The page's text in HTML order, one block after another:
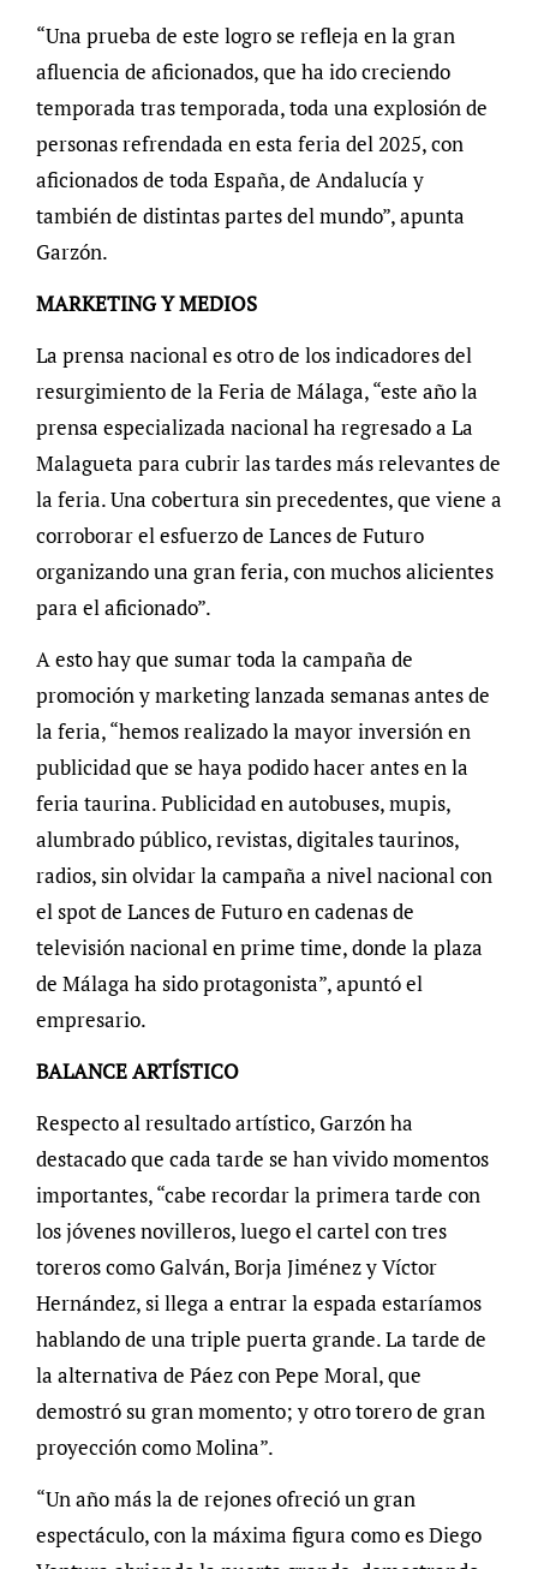
“Una prueba de este logro se refleja en la gran
afluencia de aficionados, que ha ido creciendo
temporada tras temporada, toda una explosión de
personas refrendada en esta feria del 2025, con
aficionados de toda España, de Andalucía y
también de distintas partes del mundo”, apunta
Garzón.
MARKETING Y MEDIOS
La prensa nacional es otro de los indicadores del
resurgimiento de la Feria de Málaga, “este año la
prensa especializada nacional ha regresado a La
Malagueta para cubrir las tardes más relevantes de
la feria. Una cobertura sin precedentes, que viene a
corroborar el esfuerzo de Lances de Futuro
organizando una gran feria, con muchos alicientes
para el aficionado”.
A esto hay que sumar toda la campaña de
promoción y marketing lanzada semanas antes de
la feria, “hemos realizado la mayor inversión en
publicidad que se haya podido hacer antes en la
feria taurina. Publicidad en autobuses, mupis,
alumbrado público, revistas, digitales taurinos,
radios, sin olvidar la campaña a nivel nacional con
el spot de Lances de Futuro en cadenas de
televisión nacional en prime time, donde la plaza
de Málaga ha sido protagonista”, apuntó el
empresario.
BALANCE ARTÍSTICO
Respecto al resultado artístico, Garzón ha
destacado que cada tarde se han vivido momentos
importantes, “cabe recordar la primera tarde con
los jóvenes novilleros, luego el cartel con tres
toreros como Galván, Borja Jiménez y Víctor
Hernández, si llega a entrar la espada estaríamos
hablando de una triple puerta grande. La tarde de
la alternativa de Páez con Pepe Moral, que
demostró su gran momento; y otro torero de gran
proyección como Molina”.
“Un año más la de rejones ofreció un gran
espectáculo, con la máxima figura como es Diego